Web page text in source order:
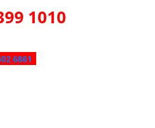
1010
6861